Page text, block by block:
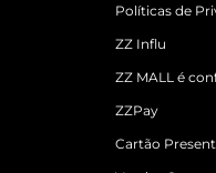
Políticas de
ZZ Influ
ZZ MALL é
ZZPay
Cartão